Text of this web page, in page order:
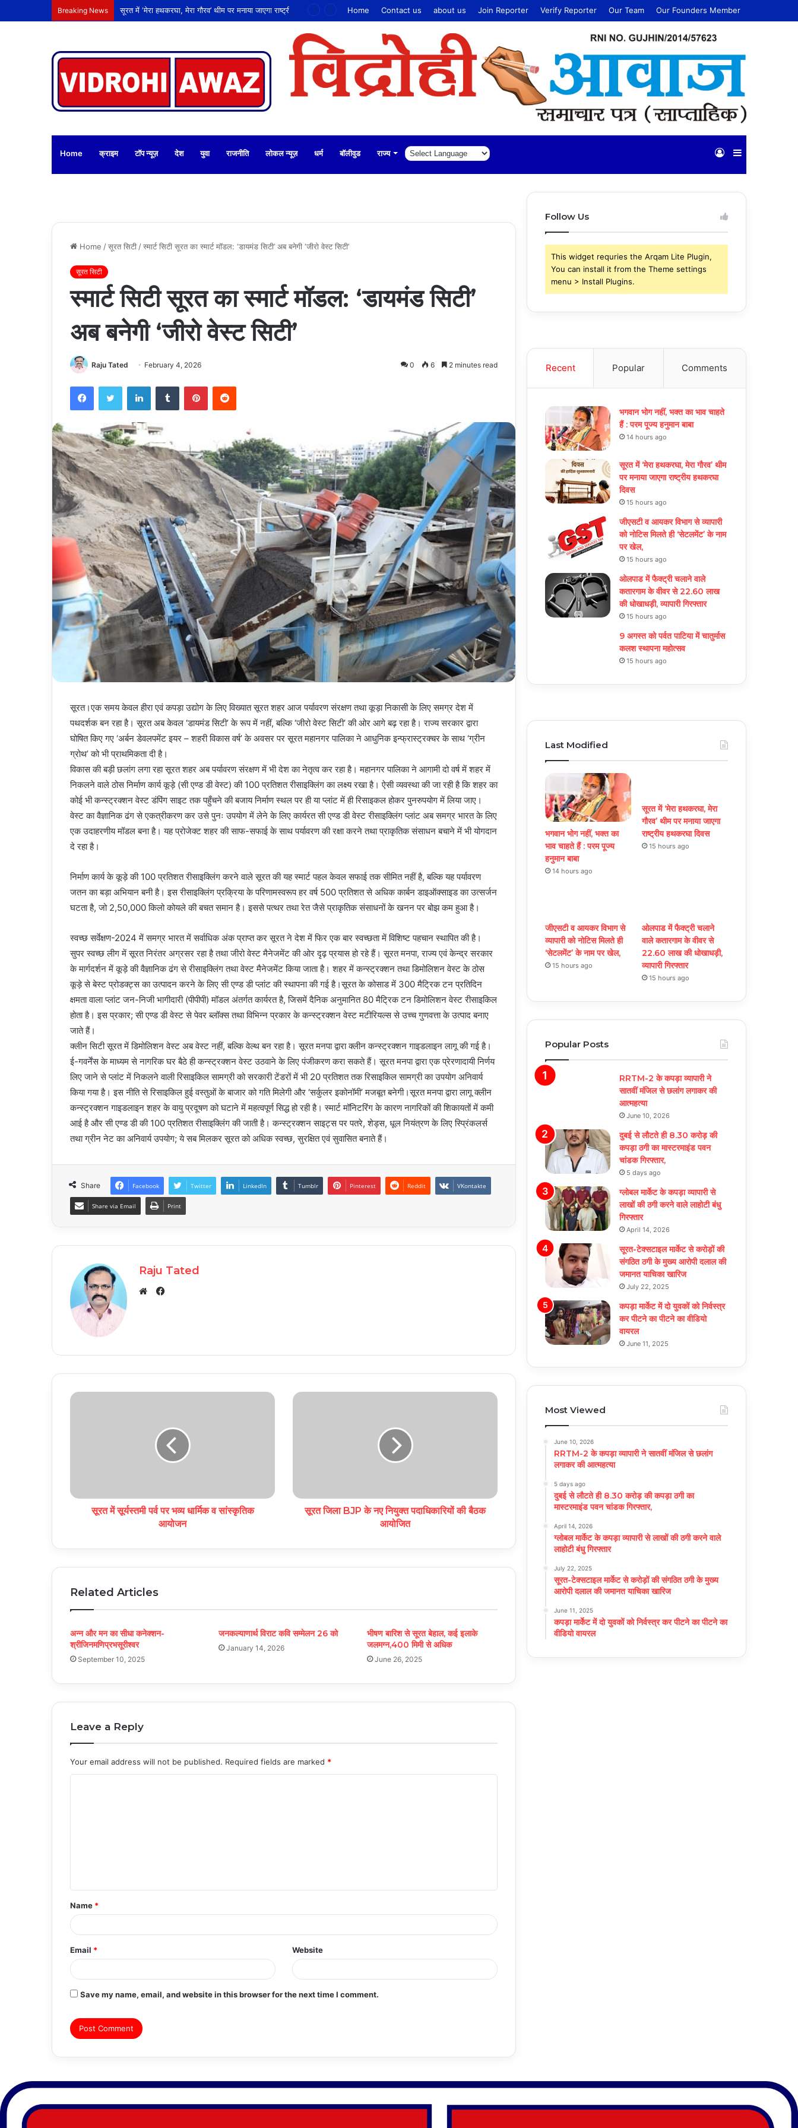
Breaking News Home Contact us about us Join Reporter Verify Reporter Our Team Our Founders Member
Home क्राइम टॉप न्यूज़ देश युवा राजनीति लोकल न्यूज़ धर्म बॉलीवुड राज्य Sidebar
Log
Home /सूरत सिटी/स्मार्ट सिटी सूरत का स्मार्ट मॉडल: ‘डायमंड सिटी’ अब बनेगी ‘जीरो वेस्ट सिटी’
सूरत सिटी
स्मार्ट सिटी सूरत का स्मार्ट मॉडल: ‘डायमंड सिटी’
अब बनेगी ‘जीरो वेस्ट सिटी’
Raju Tated February 4, 2026 0 6 2 minutes read
FacebookTwitter LinkedInTumblr PinterestReddit
सूरत।एक समय केवल हीरा एवं कपड़ा उद्योग के लिए विख्यात सूरत शहर आज पर्यावरण संरक्षण तथा कूड़ा निकासी के लिए समग्र देश में
पथदर्शक बन रहा है। सूरत अब केवल ‘डायमंड सिटी’ के रूप में नहीं, बल्कि ‘जीरो वेस्ट सिटी’ की ओर आगे बढ़ रहा है। राज्य सरकार द्वारा
घोषित किए गए ‘अर्बन डेवलपमेंट इयर – शहरी विकास वर्ष’ के अवसर पर सूरत महानगर पालिका ने आधुनिक इन्फ्रास्ट्रक्चर के साथ ‘ग्रीन
ग्रोथ’ को भी प्राथमिकता दी है।
विकास की बड़ी छलांग लगा रहा सूरत शहर अब पर्यावरण संरक्षण में भी देश का नेतृत्व कर रहा है। महानगर पालिका ने आगामी दो वर्ष में शहर में
निकलने वाले ठोस निर्माण कार्य कूड़े (सी एण्ड डी वेस्ट) की 100 प्रतिशत रीसाइक्लिंग का लक्ष्य रखा है। ऐसी व्यवस्था की जा रही है कि शहर का
कोई भी कन्स्ट्रक्शन वेस्ट डंपिंग साइट तक पहुँचने की बजाय निर्माण स्थल पर ही या प्लांट में ही रिसाइकल होकर पुनरुपयोग में लिया जाए।
वेस्ट का वैज्ञानिक ढंग से एकत्रीकरण कर उसे पुनः उपयोग में लेने के लिए कार्यरत सी एण्ड डी वेस्ट रीसाइक्लिंग प्लांट अब समग्र भारत के लिए
एक उदाहरणीय मॉडल बना है। यह प्रोजेक्ट शहर की साफ-सफाई के साथ पर्यावरण की रक्षा करने तथा प्राकृतिक संसाधन बचाने में भी योगदान
दे रहा है।
निर्माण कार्य के कूड़े की 100 प्रतिशत रीसाइक्लिंग करने वाले सूरत की यह स्मार्ट पहल केवल सफाई तक सीमित नहीं है, बल्कि यह पर्यावरण
जतन का बड़ा अभियान बनी है। इस रीसाइक्लिंग प्रक्रिया के परिणामस्वरूप हर वर्ष 500 प्रतिशत से अधिक कार्बन डाइऑक्साइड का उत्सर्जन
घटता है, जो 2,50,000 किलो कोयले की बचत समान है। इससे पत्थर तथा रेत जैसे प्राकृतिक संसाधनों के खनन पर बोझ कम हुआ है।
स्वच्छ सर्वेक्षण-2024 में समग्र भारत में सर्वाधिक अंक प्राप्त कर सूरत ने देश में फिर एक बार स्वच्छता में विशिष्ट पहचान स्थापित की है।
सुपर स्वच्छ लीग में सूरत निरंतर अग्रसर रहा है तथा जीरो वेस्ट मैनेजमेंट की ओर दृढ़ प्रयास हो रहे हैं। सूरत मनपा, राज्य एवं केन्द्र सरकार
के मार्गदर्शन में कूड़े की वैज्ञानिक ढंग से रीसाइक्लिंग तथा वेस्ट मैनेजमेंट किया जाता है। शहर में कन्स्ट्रक्शन तथा डिमोलिशन वेस्ट के ठोस
कूड़े से बेस्ट प्रोडक्ट्स का उत्पादन करने के लिए सी एण्ड डी प्लांट की स्थापना की गई है।सूरत के कोसाड में 300 मैट्रिक टन प्रतिदिन
क्षमता वाला प्लांट जन-निजी भागीदारी (पीपीपी) मॉडल अंतर्गत कार्यरत है, जिसमें दैनिक अनुमानित 80 मैट्रिक टन डिमोलिशन वेस्ट रीसाइकिल
होता है। इस प्रकार; सी एण्ड डी वेस्ट से पेवर ब्लॉक्स तथा विभिन्न प्रकार के कन्स्ट्रक्शन वेस्ट मटीरियल्स से उच्च गुणवत्ता के उत्पाद बनाए
जाते हैं।
क्लीन सिटी सूरत में डिमोलिशन वेस्ट अब वेस्ट नहीं, बल्कि वेल्थ बन रहा है। सूरत मनपा द्वारा क्लीन कन्स्ट्रक्शन गाइडलाइन लागू की गई है।
ई-गवर्नेंस के माध्यम से नागरिक घर बैठे ही कन्स्ट्रक्शन वेस्ट उठवाने के लिए पंजीकरण करा सकते हैं। सूरत मनपा द्वारा एक प्रेरणादायी निर्णय
लिए जाने से प्लांट में निकलने वाली रिसाइकिल सामग्री को सरकारी टेंडरों में भी 20 प्रतिशत तक रिसाइकिल सामग्री का उपयोग अनिवार्य
किया गया है। इस नीति से रिसाइकिल हुई वस्तुओं के बाजार को गति मिलेगी और ‘सर्कुलर इकोनॉमी’ मजबूत बनेगी।सूरत मनपा द्वारा लागू क्लीन
कन्स्ट्रक्शन गाइडलाइन शहर के वायु प्रदूषण को घटाने में महत्वपूर्ण सिद्ध हो रही है। स्मार्ट मॉनिटरिंग के कारण नागरिकों की शिकायतों में कमी
आई है और सी एण्ड डी की 100 प्रतिशत रीसाइक्लिंग की जाती है। कन्स्ट्रक्शन साइट्स पर पतरे, शेड्स, धूल नियंत्रण के लिए स्प्रिंकलर्स
तथा ग्रीन नेट का अनिवार्य उपयोग; ये सब मिलकर सूरत को अधिक स्वच्छ, सुरक्षित एवं सुवासित बनाते हैं।
Share Facebook Twitter LinkedIn Tumblr Pinterest Reddit VKontakte
Share via Email Print
Raju Tated
Facebook
सूरत में सूर्यस्तमी पर्व पर भव्य धार्मिक व सांस्कृतिक
आयोजन
सूरत जिला BJP के नए नियुक्त पदाधिकारियों की बैठक
आयोजित
Related Articles
अन्न और मन का सीधा कनेक्शन-
श्रीजिनमणिप्रभसूरीश्वर
September 10, 2025
जनकल्याणार्थ विराट कवि सम्मेलन 26 को
January 14, 2026
भीषण बारिश से सूरत बेहाल, कई इलाके
जलमग्न,400 मिमी से अधिक
June 26, 2025
Leave a Reply
Your email address will not be published. Required fields are marked *
t
*
Name *
Email * Website
Save my name, email, and website in this browser for the next time I comment.
Follow Us
This widget requries the Arqam Lite Plugin,
You can install it from the Theme settings
menu > Install Plugins.
Recent Popular Comments
भगवान भोग नहीं, भक्त का भाव चाहते
हैं : परम पूज्य हनुमान बाबा
14 hours ago
सूरत में ‘मेरा हथकरघा, मेरा गौरव’ थीम
पर मनाया जाएगा राष्ट्रीय हथकरघा
दिवस
15 hours ago
जीएसटी व आयकर विभाग से व्यापारी
को नोटिस मिलते ही ‘सेटलमेंट’ के नाम
पर खेल,
15 hours ago
ओलपाड में फैक्ट्री चलाने वाले
कतारगाम के वीवर से 22.60 लाख
की धोखाधड़ी, व्यापारी गिरफ्तार
15 hours ago
9 अगस्त को पर्वत पाटिया में चातुर्मास
कलश स्थापना महोत्सव
15 hours ago
Last Modified
भगवान भोग नहीं, भक्त का
भाव चाहते हैं : परम पूज्य
हनुमान बाबा
14 hours ago
सूरत में ‘मेरा हथकरघा, मेरा
गौरव’ थीम पर मनाया जाएगा
राष्ट्रीय हथकरघा दिवस
15 hours ago
जीएसटी व आयकर विभाग से
व्यापारी को नोटिस मिलते ही
‘सेटलमेंट’ के नाम पर खेल,
15 hours ago
ओलपाड में फैक्ट्री चलाने
वाले कतारगाम के वीवर से
22.60 लाख की धोखाधड़ी,
व्यापारी गिरफ्तार
15 hours ago
Popular Posts
RRTM-2 के कपड़ा व्यापारी ने
सातवीं मंजिल से छलांग लगाकर की
आत्महत्या
June 10, 2026
दुबई से लौटते ही 8.30 करोड़ की
कपड़ा ठगी का मास्टरमाइंड पवन
चांडक गिरफ्तार,
5 days ago
ग्लोबल मार्केट के कपड़ा व्यापारी से
लाखों की ठगी करने वाले लाहोटी बंधु
गिरफ्तार
April 14, 2026
सूरत-टेक्सटाइल मार्केट से करोड़ों की
संगठित ठगी के मुख्य आरोपी दलाल की
जमानत याचिका खारिज
July 22, 2025
कपड़ा मार्केट में दो युवकों को निर्वस्त्र
कर पीटने का पीटने का वीडियो
वायरल
June 11, 2025
Most Viewed
June 10, 2026
RRTM-2 के कपड़ा व्यापारी ने सातवीं मंजिल से छलांग
लगाकर की आत्महत्या
5 days ago
दुबई से लौटते ही 8.30 करोड़ की कपड़ा ठगी का
मास्टरमाइंड पवन चांडक गिरफ्तार,
April 14, 2026
ग्लोबल मार्केट के कपड़ा व्यापारी से लाखों की ठगी करने वाले
लाहोटी बंधु गिरफ्तार
July 22, 2025
सूरत-टेक्सटाइल मार्केट से करोड़ों की संगठित ठगी के मुख्य
आरोपी दलाल की जमानत याचिका खारिज
June 11, 2025
कपड़ा मार्केट में दो युवकों को निर्वस्त्र कर पीटने का पीटने का
वीडियो वायरल